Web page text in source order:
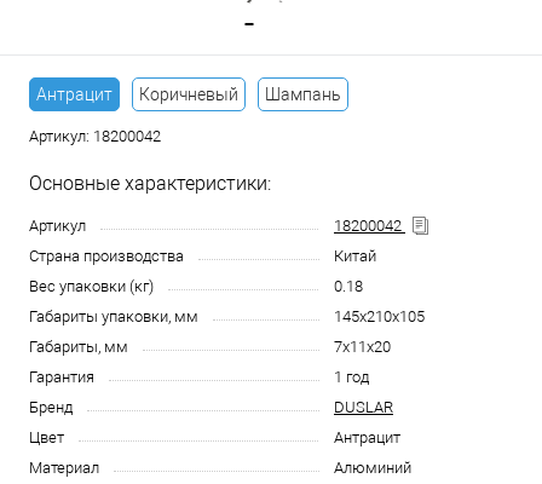
Антрацит Коричневый Шампань
Артикул: 18200042
Основные характеристики:
Артикул
18200042
Страна производства
Китай
Вес упаковки (кг)
0.18
Габариты упаковки, мм
145x210x105
Габариты, мм
7x11x20
Гарантия
1 год
Бренд
DUSLAR
Цвет
Антрацит
Материал
Алюминий